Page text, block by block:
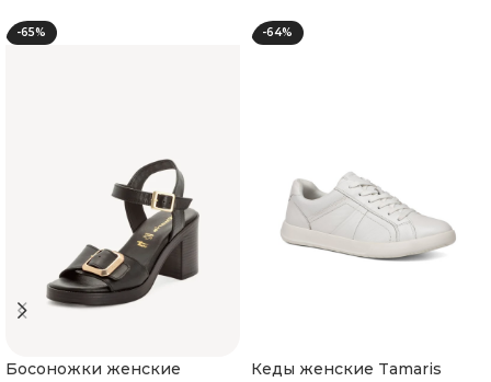
-65%
Босоножки женские
-64%
Кеды женские Tamaris